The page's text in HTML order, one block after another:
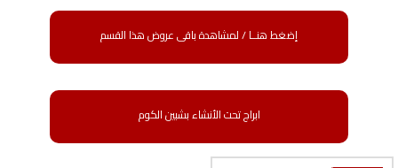
إضغط هنــا / لمشاهدة باقى عروض هذا القسم
ابراج تحت الأنشاء بشبين الكوم